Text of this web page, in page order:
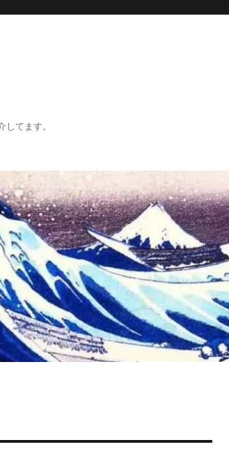
てます。